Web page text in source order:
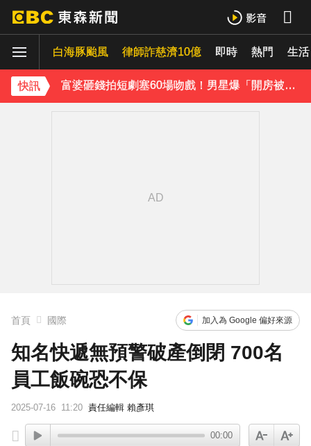
白海豚颱風 律師詐慈濟10億 即時 熱門 生活
快訊
富婆砸錢拍短劇塞60場吻戲！男星爆「開房被包養」 親上火線揭真相
SEVENTEEN勝寬、Dino同天入伍！玟奎9月服替代役
首頁 國際 加入為 Google 偏好來源
知名快遞無預警破產倒閉 700名
員工飯碗恐不保
2025-07-16 11:20 責任編輯 賴彥琪
00:00